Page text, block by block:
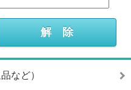
など）